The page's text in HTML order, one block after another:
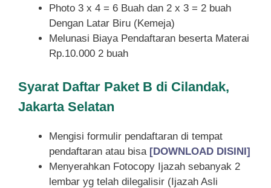
Photo 3 x 4 = 6 Buah dan 2 x 3 = 2 buah
Dengan Latar Biru (Kemeja)
Melunasi Biaya Pendaftaran beserta Materai
Rp.10.000 2 buah
Syarat Daftar Paket B di Cilandak,
Jakarta Selatan
Mengisi formulir pendaftaran di tempat
pendaftaran atau bisa [DOWNLOAD DISINI]
Menyerahkan Fotocopy Ijazah sebanyak 2
lembar yg telah dilegalisir (Ijazah Asli